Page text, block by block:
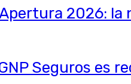
2026: la
Seguros es